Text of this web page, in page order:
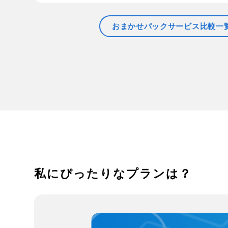
おまかせパックサービス比較一
私にぴったりなプランは？